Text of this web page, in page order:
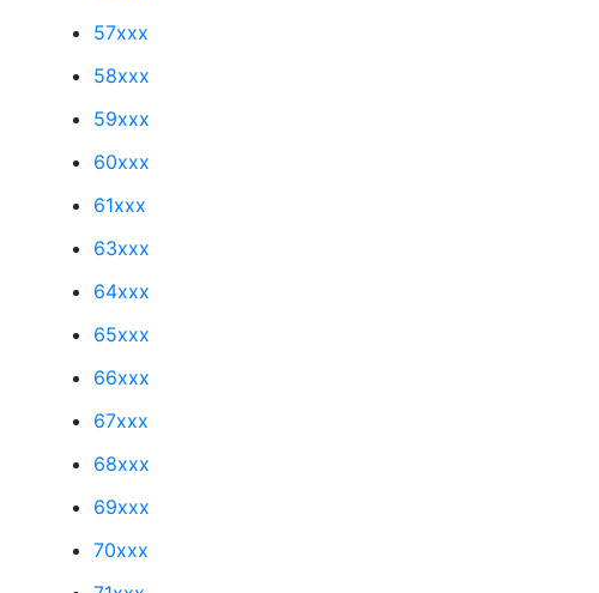
57xxx
58xxx
59xxx
60xxx
61xxx
63xxx
64xxx
65xxx
66xxx
67xxx
68xxx
69xxx
70xxx